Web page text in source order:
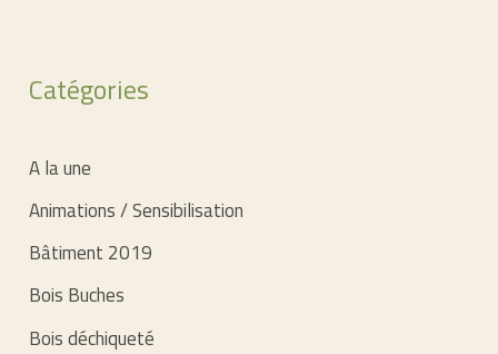
Catégories
A la une
Animations / Sensibilisation
Bâtiment 2019
Bois Buches
Bois déchiqueté